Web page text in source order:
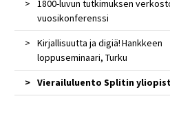
Konsortion verkostotapaaminen
kesäkoulu)
DRDHum – joulukuu 2024
Esitelmä: Cultures of Screen,
and Print Network
Esittely ”Kirjallisuuden
DH2025-konferenssi
Kirjahistoriatyöpaja Turussa
Kirjallisuudentutkimuksen päivät,
23.5.2025
Summer School in Social
1800-luvun tutkimuksen
vuosikonferenssi
Kirjallisuutta ja digiä! Hankkeen
loppuseminaari, Turku
Vierailuluento Splitin